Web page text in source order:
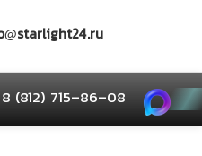
8 (812) 715–86–08